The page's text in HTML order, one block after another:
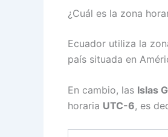
¿Cuál es la zona
Ecuador utiliza la
país situada en
En cambio, las Islas
horaria UTC-6, es